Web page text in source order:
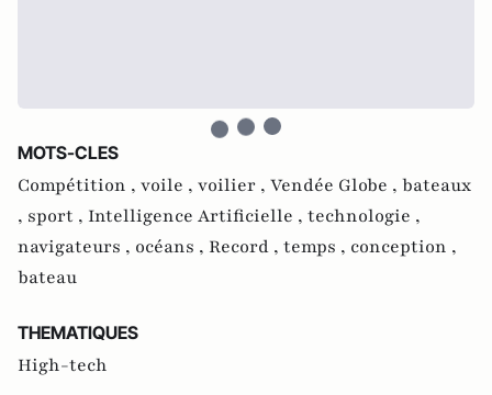
MOTS-CLES
Compétition , voile , voilier , Vendée Globe , bateaux
, sport , Intelligence Artificielle , technologie ,
navigateurs , océans , Record , temps , conception ,
bateau
THEMATIQUES
High-tech